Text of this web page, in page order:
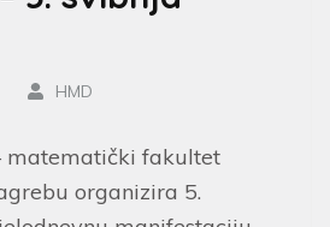
HMD
matematički fakultet
organizira 5.